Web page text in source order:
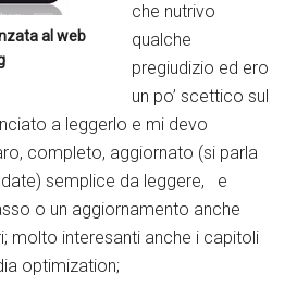
al web
che nutrivo
qualche
pregiudizio ed ero
un po’ scettico sul
a leggerlo e mi devo
completo, aggiornato (si parla
semplice da leggere, e
o un aggiornamento anche
molto interesanti anche i capitoli
optimization;